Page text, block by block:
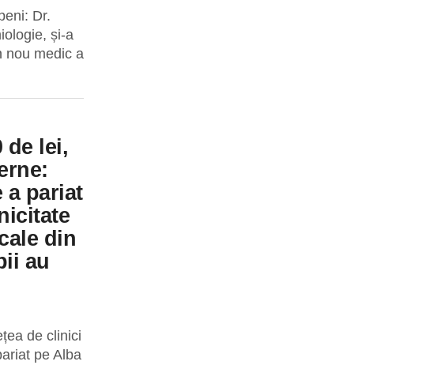
Dr.
și-a
nou medic a
de lei,
a pariat
din
au
de clinici
pe Alba